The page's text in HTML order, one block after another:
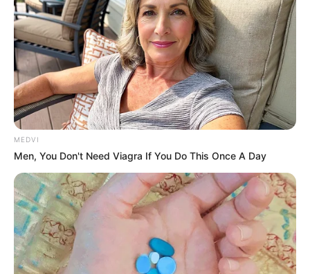
MEDVI
Men, You Don't Need Viagra If You Do This Once A Day